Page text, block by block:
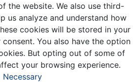
the website. We also use third-
us analyze and understand how
cookies will be stored in your
You also have the option
But opting out of some of
your browsing experience.
Necessary